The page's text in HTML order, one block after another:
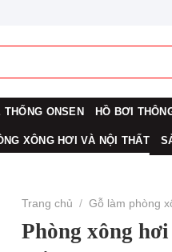
THỐNG ONSEN HỒ BƠI
XÔNG HƠI VÀ NỘI THẤT
Trang chủ / Gỗ làm phòng
Phòng xông